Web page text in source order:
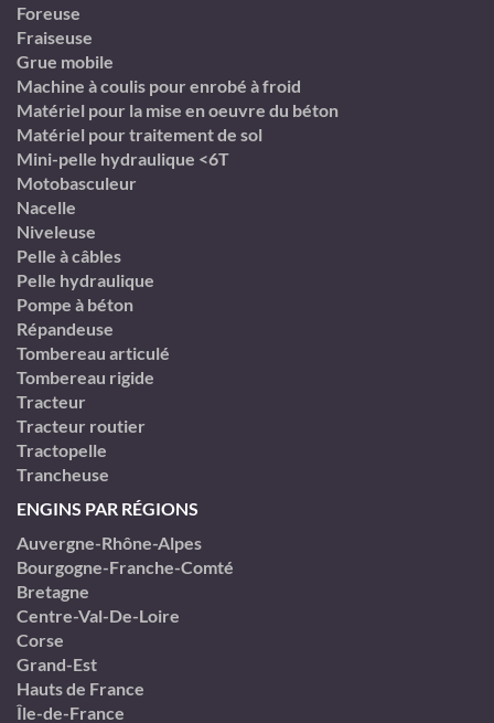
Foreuse
Fraiseuse
Grue mobile
Machine à coulis pour enrobé à froid
Matériel pour la mise en oeuvre du béton
Matériel pour traitement de sol
Mini-pelle hydraulique <6T
Motobasculeur
Nacelle
Niveleuse
Pelle à câbles
Pelle hydraulique
Pompe à béton
Répandeuse
Tombereau articulé
Tombereau rigide
Tracteur
Tracteur routier
Tractopelle
Trancheuse
ENGINS PAR RÉGIONS
Auvergne-Rhône-Alpes
Bourgogne-Franche-Comté
Bretagne
Centre-Val-De-Loire
Corse
Grand-Est
Hauts de France
Île-de-France